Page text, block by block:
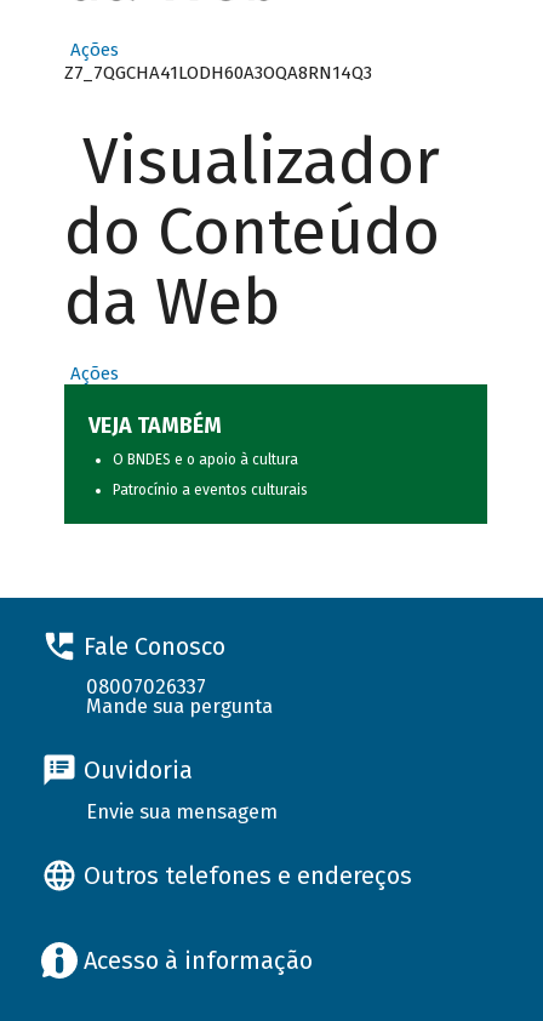
Ações
Z7_7QGCHA41LODH60A3OQA8RN14Q3
Visualizador
do Conteúdo
da Web
Ações
VEJA TAMBÉM
O BNDES e o apoio à cultura
Patrocínio a eventos culturais
Fale Conosco
08007026337
Mande sua pergunta
Ouvidoria
Envie sua mensagem
Outros telefones e endereços
Acesso à informação